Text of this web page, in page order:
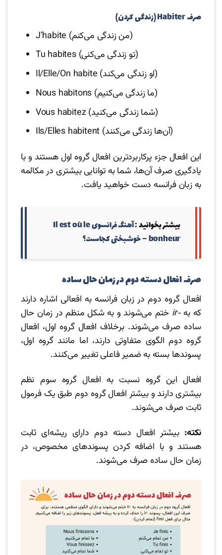
صرف Habiter (زندگی کردن)
J’habite (من زندگی می‌کنم)
Tu habites (تو زندگی می‌کنی)
Il/Elle/On habite (او زندگی می‌کند)
Nous habitons (ما زندگی می‌کنیم)
Vous habitez (شما زندگی می‌کنید)
Ils/Elles habitent (آن‌ها زندگی می‌کنند)
این افعال جزء پرکاربردترین افعال گروه اول هستند و با
یادگیری صرف آن‌ها، شما به توانایی بیشتری در مکالمه
به زبان فرانسه دست خواهید یافت.
بیشتر بخوانید :‌
آهنگ فرانسوی Il est où le
bonheur – خوشبختی کجاست؟
صرف افعال دسته دوم در زمان حال ساده
افعال گروه دوم در زبان فرانسه به افعالی اشاره دارند
که به-ir ختم می‌شوند و به شکل منظم در زمان حال
ساده صرف می‌شوند. برخلاف افعال گروه اول، افعال
گروه دوم الگوی متفاوتی دارند، اما مانند گروه اول،
پسوندها بسته به ضمیر فاعلی تغییر می‌کنند.
افعال این گروه نسبت به افعال گروه سوم نظم
بیشتری دارند و بیشتر افعال گروه دوم طبق یک فرمول
ثابت صرف می‌شوند.
نکته: بیشتر افعال دسته دوم دارای ریشه‌ای ثابت
هستند و با اضافه کردن پسوندهای مخصوص، در
زمان حال ساده صرف می‌شوند.